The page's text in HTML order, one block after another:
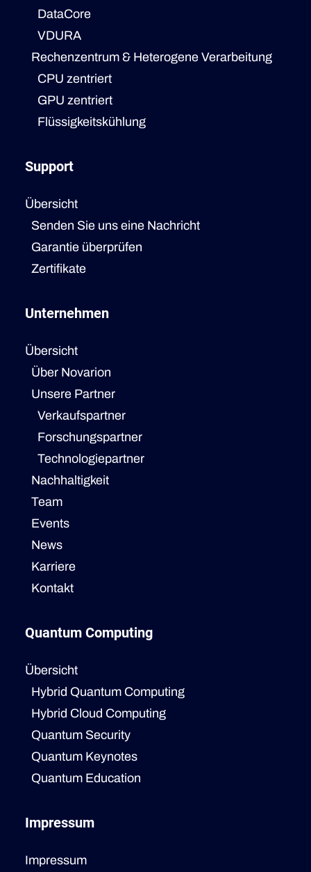
DataCore
VDURA
Rechenzentrum & Heterogene Verarbeitung
CPU zentriert
GPU zentriert
Flüssigkeitskühlung
Support
Übersicht
Senden Sie uns eine Nachricht
Garantie überprüfen
Zertifikate
Unternehmen
Übersicht
Über Novarion
Unsere Partner
Verkaufspartner
Forschungspartner
Technologiepartner
Nachhaltigkeit
Team
Events
News
Karriere
Kontakt
Quantum Computing
Übersicht
Hybrid Quantum Computing
Hybrid Cloud Computing
Quantum Security
Quantum Keynotes
Quantum Education
Impressum
Impressum